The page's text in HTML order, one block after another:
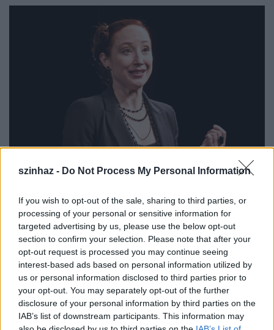
szinhaz - Do Not Process My Personal Information
If you wish to opt-out of the sale, sharing to third parties, or
processing of your personal or sensitive information for
targeted advertising by us, please use the below opt-out
section to confirm your selection. Please note that after your
opt-out request is processed you may continue seeing
interest-based ads based on personal information utilized by
us or personal information disclosed to third parties prior to
your opt-out. You may separately opt-out of the further
disclosure of your personal information by third parties on the
IAB’s list of downstream participants. This information may
"Nem azt jelenti, hogy éjjel-nappal egymás mellett
vagyunk, és mindent tudunk a másikról, hanem
olyan kapcsolat, amelyben ismerjük annyira a másik
sorsát, hogy tudjuk, mikor nem szabad valakinek az
integritását megsérteni, és mikor van az, amikor
viszont meg kell fogni a kezét, és segíteni kell neki. A
társulati lét azt jelenti, hogy van egy csapat ember,